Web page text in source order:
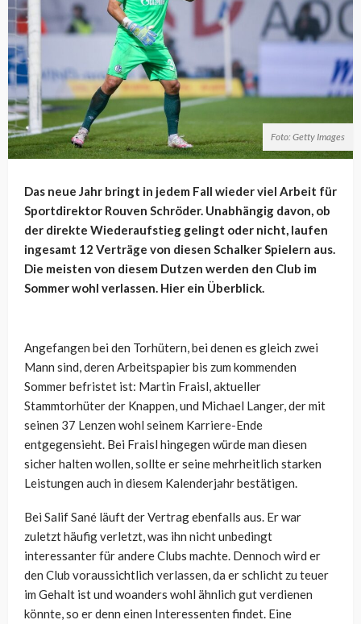
Foto: Getty Images
Das neue Jahr bringt in jedem Fall wieder viel Arbeit für
Sportdirektor Rouven Schröder. Unabhängig davon, ob
der direkte Wiederaufstieg gelingt oder nicht, laufen
ingesamt 12 Verträge von diesen Schalker Spielern aus.
Die meisten von diesem Dutzen werden den Club im
Sommer wohl verlassen. Hier ein Überblick.
Angefangen bei den Torhütern, bei denen es gleich zwei
Mann sind, deren Arbeitspapier bis zum kommenden
Sommer befristet ist: Martin Fraisl, aktueller
Stammtorhüter der Knappen, und Michael Langer, der mit
seinen 37 Lenzen wohl seinem Karriere-Ende
entgegensieht. Bei Fraisl hingegen würde man diesen
sicher halten wollen, sollte er seine mehrheitlich starken
Leistungen auch in diesem Kalenderjahr bestätigen.
Bei Salif Sané läuft der Vertrag ebenfalls aus. Er war
zuletzt häufig verletzt, was ihn nicht unbedingt
interessanter für andere Clubs machte. Dennoch wird er
den Club voraussichtlich verlassen, da er schlicht zu teuer
im Gehalt ist und woanders wohl ähnlich gut verdienen
könnte, so er denn einen Interessenten findet. Eine